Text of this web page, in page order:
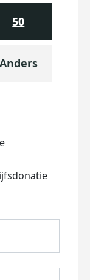
50
Anders